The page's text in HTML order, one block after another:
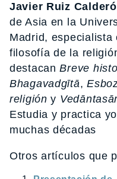
Javier Ruiz
de Asia en la
Madrid, especialista
filosofía de la
destacanBreve
Bhagavadgītā,
religióny
Estudia y practica
muchas décadas
Otros artículos que